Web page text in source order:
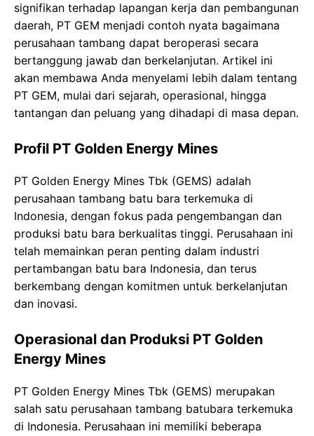
signifikan terhadap lapangan kerja dan pembangunan
daerah, PT GEM menjadi contoh nyata bagaimana
perusahaan tambang dapat beroperasi secara
bertanggung jawab dan berkelanjutan. Artikel ini
akan membawa Anda menyelami lebih dalam tentang
PT GEM, mulai dari sejarah, operasional, hingga
tantangan dan peluang yang dihadapi di masa depan.
Profil PT Golden Energy Mines
PT Golden Energy Mines Tbk (GEMS) adalah
perusahaan tambang batu bara terkemuka di
Indonesia, dengan fokus pada pengembangan dan
produksi batu bara berkualitas tinggi. Perusahaan ini
telah memainkan peran penting dalam industri
pertambangan batu bara Indonesia, dan terus
berkembang dengan komitmen untuk berkelanjutan
dan inovasi.
Operasional dan Produksi PT Golden
Energy Mines
PT Golden Energy Mines Tbk (GEMS) merupakan
salah satu perusahaan tambang batubara terkemuka
di Indonesia. Perusahaan ini memiliki beberapa